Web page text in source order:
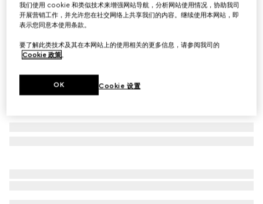
€ 530
相关款式黑色和红色皮革
我们使用 cookie 和类似技术来增强网站导航，分析网站使用情况，协助我司
开展营销工作，并允许您在社交网络上共享我们的内容。继续使用本网站，即
表示您同意本使用条款。
要了解此类技术及其在本网站上的使用相关的更多信息，请参阅我司的
Cookie 政策。
Cookie 设置
OK